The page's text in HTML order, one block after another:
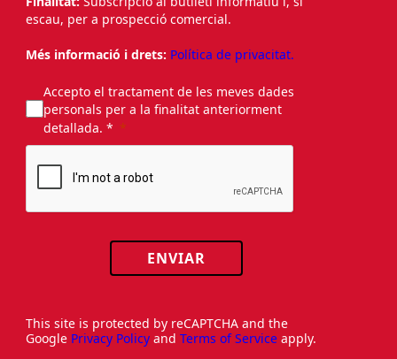
escau, per a prospecció comercial.
Més informació i drets: Política de privacitat.
Accepto el tractament de les meves dades
personals per a la finalitat anteriorment
detallada. *
ENVIAR
This site is protected by reCAPTCHA and the
Google Privacy Policy and Terms of Service apply.